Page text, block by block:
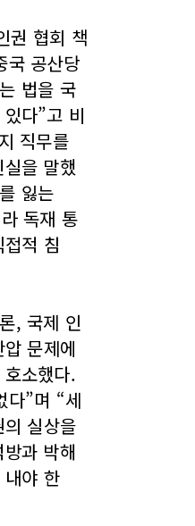
권 협회 책
국 공산당
법을 국
다”고 비
직무를
을 말했
잃는
독재 통
적 침
, 국제 인
문제에
소했다.
다”며 “세
실상을
과 박해
야 한